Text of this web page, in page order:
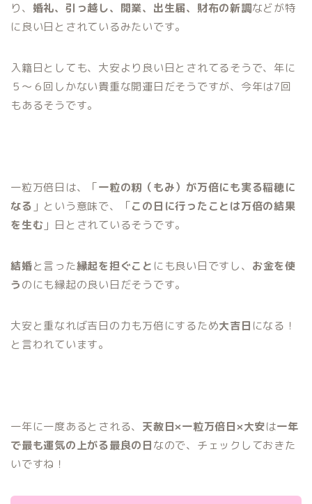
り、 婚礼、引っ越し、開業、出生届、財布の新調などが特
に良い日とされているみたいです。
入籍日としても、大安より良い日とされてるそうで、年に
５〜６回しかない貴重な開運日だそうですが、今年は7回
もあるそうです。
一粒万倍日は、「一粒の籾（もみ）が万倍にも実る稲穂に
なる 」という意味で、「この日に行ったことは万倍の結果
を生む 」日とされているそうです。
結婚と言った縁起を担ぐこと にも良い日ですし、 お金を使
うのにも縁起の良い日だそうです。
大安と重なれば吉日の力も万倍にするため大吉日 になる！
と言われています。
一年に一度あるとされる、 天赦日×一粒万倍日×大安は一年
で最も運気の上がる最良の日なので、チェックしておきた
いですね！